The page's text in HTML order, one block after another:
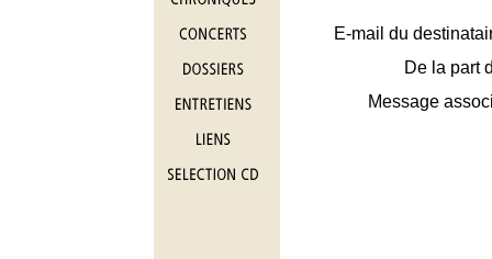
E-mail du
De la part
Message